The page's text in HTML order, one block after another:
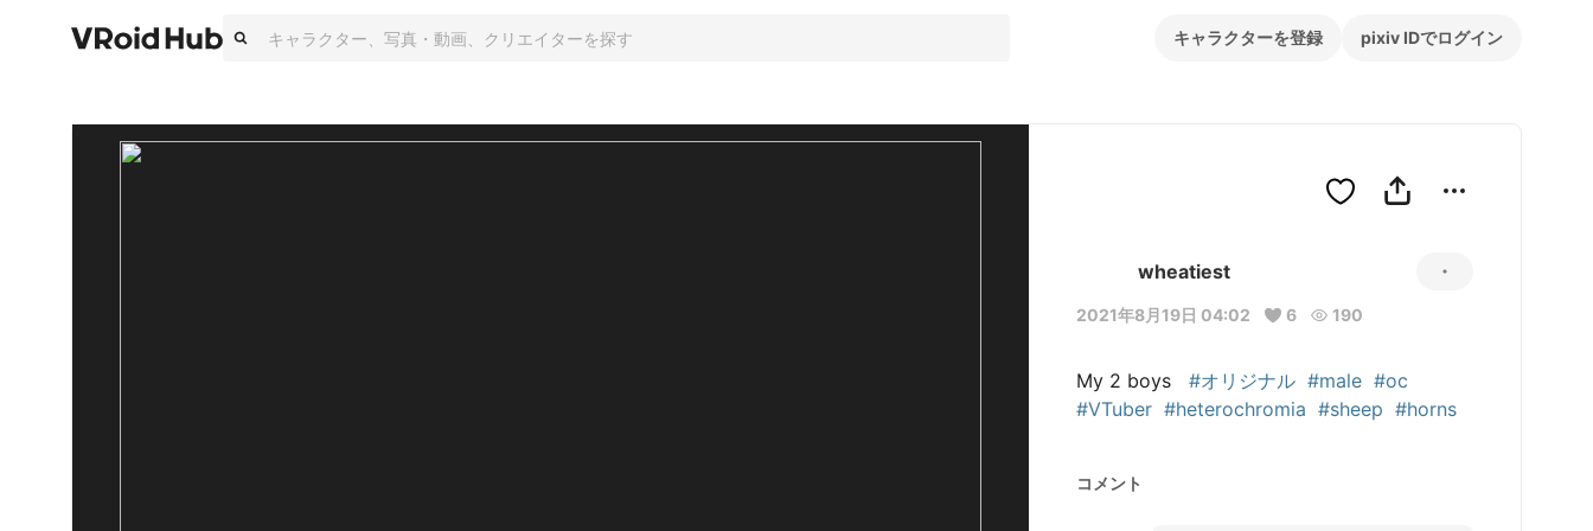
キャラクターを登録 pixiv IDでログイン
wheatiest
2021年8月19日 04:02 6 190
My 2 boys #オリジナル #male #oc
#VTuber #heterochromia #sheep #horns
コメント